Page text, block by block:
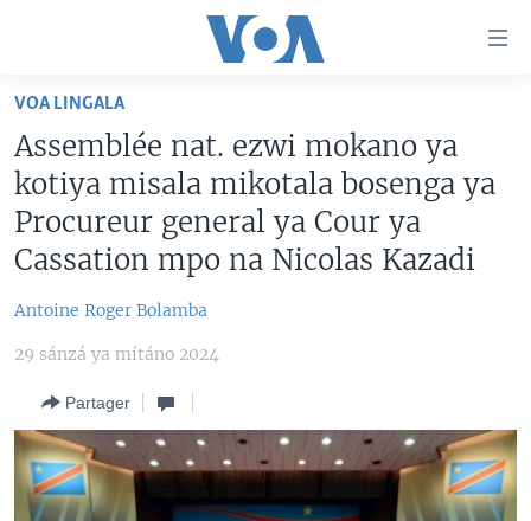
Retour
navigation
principale
RDC
SUJETS
CULTURE/ÉDUCATION
RELIGION
SANTÉ/ MÉDECINE
NINI MBULAMATARI YA AMERIKA ELOBI ?
Yekola Angele
Langues
VOA LINGALA
Assemblée nat. ezwi mokano ya
kotiya misala mikotala bosenga ya
Procureur general ya Cour ya
Cassation mpo na Nicolas Kazadi
Antoine Roger Bolamba
29 sánzá ya mítáno 2024
Partager